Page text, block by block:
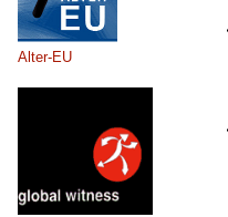
Alter-EU